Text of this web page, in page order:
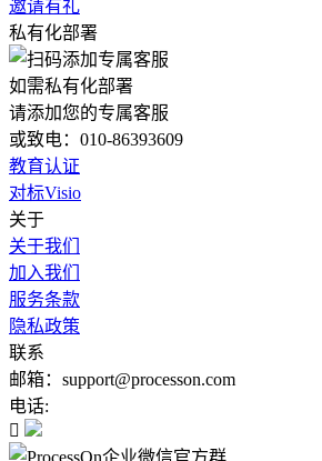
邀请有礼
私有化部署
如需私有化部署
请添加您的专属客服
或致电：010-86393609
教育认证
对标Visio
关于
关于我们
加入我们
服务条款
隐私政策
联系
邮箱：support@processon.com
电话:
